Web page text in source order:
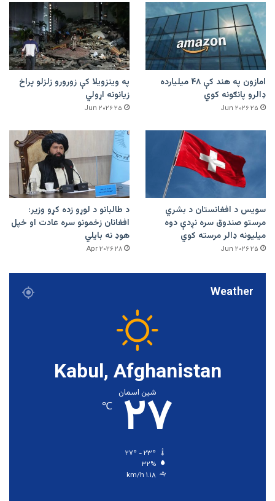
امازون په هند کې ۴۸ میلیارده
ډالرو پانګونه کوي
۲۵ Jun ۲۰۲۶
په وینزویلا کې زورورو زلزلو پراخ
زیانونه اړولي
۲۵ Jun ۲۰۲۶
سویس د افغانستان د بشري
مرستو صندوق سره نږدې دوه
میلیونه ډالر مرسته کوي
۲۵ Jun ۲۰۲۶
د طالبانو د لوړو زده کړو وزیر:
افغانان زخمونو سره عادت او خپل
هوډ نه بایلي
۲۸ Apr ۲۰۲۶
Weather
Kabul, Afghanistan
شین اسمان
۲۷ ℃
۳۲%
۱.۱۸ km/h